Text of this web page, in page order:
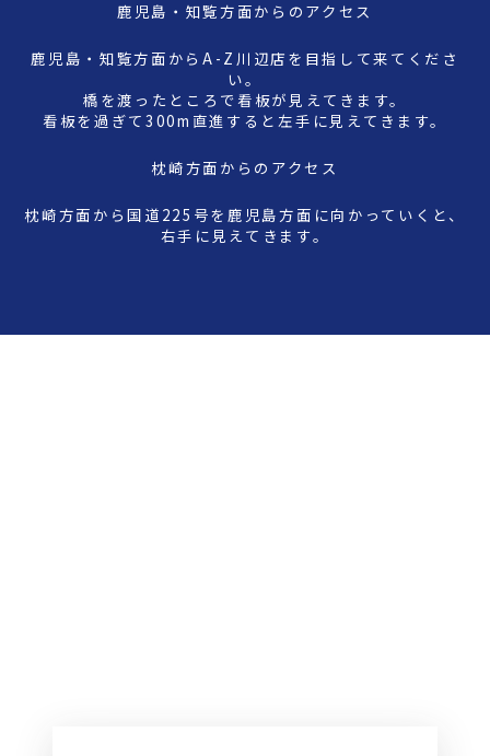
鹿児島・知覧方面からのアクセス
鹿児島・知覧方面からA-Z川辺店を目指して来てくださ
い。
橋を渡ったところで看板が見えてきます。
看板を過ぎて300m直進すると左手に見えてきます。
枕崎方面からのアクセス
枕崎方面から国道225号を鹿児島方面に向かっていくと、
右手に見えてきます。